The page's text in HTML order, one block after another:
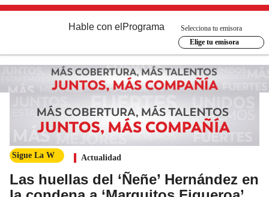
Hable con el Programa
Selecciona tu emisora
Elige tu emisora
Sigue La W Actualidad
Las huellas del ‘Ñeñe’ Hernández en